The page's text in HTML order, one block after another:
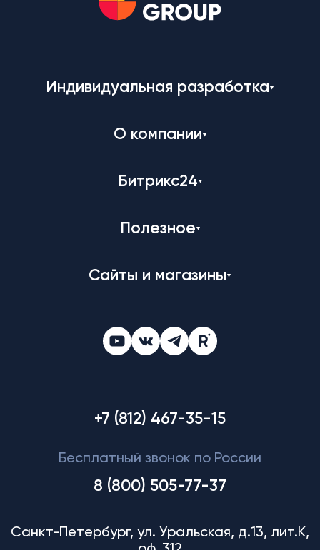
Индивидуальная разработка
О компании
Битрикс24
Полезное
Сайты и магазины
+7 (812) 467-35-15
Бесплатный звонок по России
8 (800) 505-77-37
Санкт-Петербург, ул. Уральская, д.13, лит.К,